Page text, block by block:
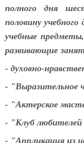
полного дня
половину
учебные
развивающие
- духовно-
- "Выразительное
- "Актерское
- "Клуб любителей
- "Аппликация из